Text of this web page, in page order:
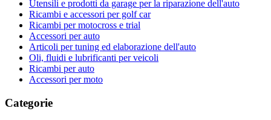
Utensili e prodotti da garage per la riparazione dell'auto
Ricambi e accessori per golf car
Ricambi per motocross e trial
Accessori per auto
Articoli per tuning ed elaborazione dell'auto
Oli, fluidi e lubrificanti per veicoli
Ricambi per auto
Accessori per moto
Categorie